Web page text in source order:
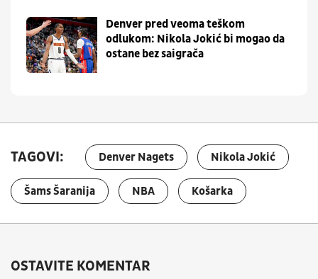
Denver pred veoma teškom
odlukom: Nikola Jokić bi mogao da
ostane bez saigrača
TAGOVI: Denver Nagets Nikola Jokić
Šams Šaranija NBA Košarka
OSTAVITE KOMENTAR